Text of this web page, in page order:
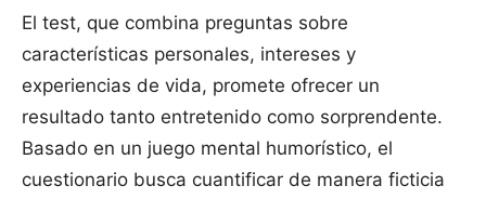
El test, que combina preguntas sobre
características personales, intereses y
experiencias de vida, promete ofrecer un
resultado tanto entretenido como sorprendente.
Basado en un juego mental humorístico, el
cuestionario busca cuantificar de manera ficticia